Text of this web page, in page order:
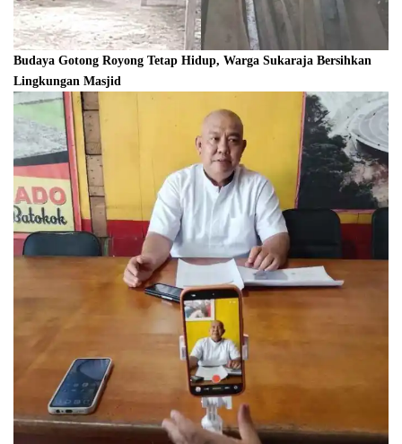
Budaya Gotong Royong Tetap Hidup, Warga Sukaraja Bersihkan
Lingkungan Masjid